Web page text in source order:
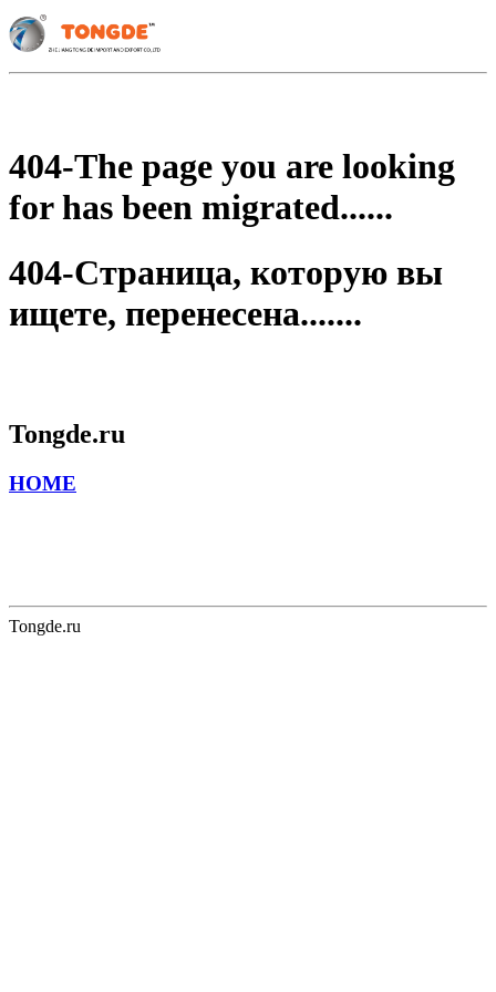
404-The page you are looking
for has been migrated......
404-Страница, которую вы
ищете, перенесена.......
Tongde.ru
HOME
Tongde.ru